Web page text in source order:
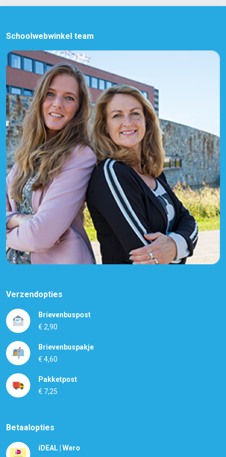
Schoolwebwinkel team
Verzendopties
Brievenbuspost
€ 2,90
Brievenbuspakje
€ 4,60
Pakketpost
€ 7,25
Betaalopties
iDEAL | Wero